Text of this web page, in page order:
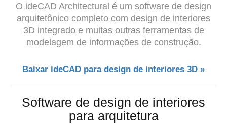
O ideCAD Architectural é um software de design
arquitetônico completo com design de interiores
3D integrado e muitas outras ferramentas de
modelagem de informações de construção.
Baixar ideCAD para design de interiores 3D »
Software de design de interiores
para arquitetura